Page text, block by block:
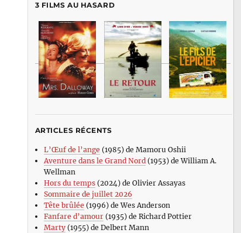
3 FILMS AU HASARD
ARTICLES RÉCENTS
L’Œuf de l’ange (1985) de Mamoru Oshii
Aventure dans le Grand Nord (1953) de William A.
Wellman
Hors du temps(2024) de Olivier Assayas
Sommaire de juillet 2026
Tête brûlée (1996) de Wes Anderson
Fanfare d’amour(1935) de Richard Pottier
Marty(1955) de Delbert Mann